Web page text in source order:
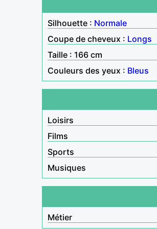
Silhouette : Normale
Coupe de cheveux : Longs
Taille : 166 cm
Couleurs des yeux : Bleus
Loisirs
Films
Sports
Musiques
Métier